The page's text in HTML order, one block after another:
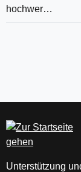
hochwer…
Unterstützung